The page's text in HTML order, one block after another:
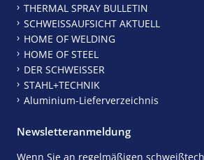
THERMAL SPRAY BULLETIN
SCHWEISSAUFSICHT AKTUELL
HOME OF WELDING
HOME OF STEEL
DER SCHWEISSER
STAHL+TECHNIK
Aluminium-Lieferverzeichnis
Newsletteranmeldung
Wenn Sie an regelmäßigen